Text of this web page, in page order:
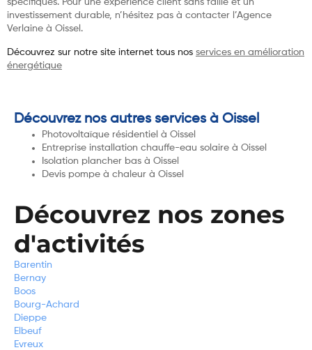
spécifiques. Pour une expérience client sans faille et un
investissement durable, n’hésitez pas à contacter l’Agence
Verlaine à Oissel.
Découvrez sur notre site internet tous nos services en amélioration
énergétique
Découvrez nos autres services à Oissel
Photovoltaïque résidentiel à Oissel
Entreprise installation chauffe-eau solaire à Oissel
Isolation plancher bas à Oissel
Devis pompe à chaleur à Oissel
Découvrez nos zones
d'activités
Barentin
Bernay
Boos
Bourg-Achard
Dieppe
Elbeuf
Evreux